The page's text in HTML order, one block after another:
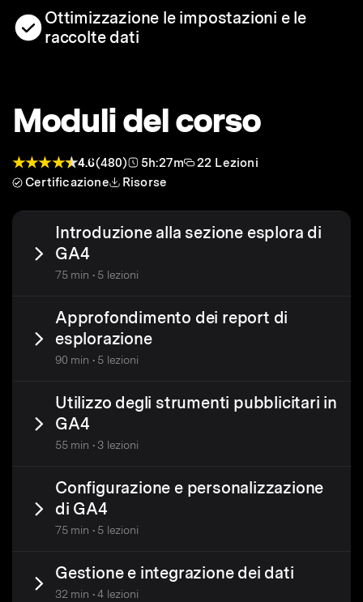
Ottimizzazione le impostazioni e le
raccolte dati
Moduli del corso
4.6(480) 5h:27m
22 Lezioni
Certificazione
Risorse
Introduzione alla sezione esplora di
GA4
75 min • 5 lezioni
Approfondimento dei report di
esplorazione
90 min • 5 lezioni
Utilizzo degli strumenti pubblicitari in
GA4
55 min • 3 lezioni
Configurazione e personalizzazione
di GA4
75 min • 5 lezioni
Gestione e integrazione dei dati
32 min • 4 lezioni